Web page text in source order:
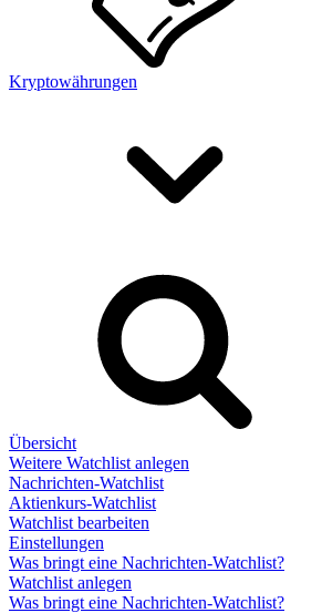
Kryptowährungen
Übersicht
Weitere Watchlist anlegen
Nachrichten-Watchlist
Aktienkurs-Watchlist
Watchlist bearbeiten
Einstellungen
Was bringt eine Nachrichten-Watchlist?
Watchlist anlegen
Was bringt eine Nachrichten-Watchlist?